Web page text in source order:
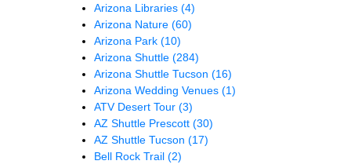
Arizona Libraries (4)
Arizona Nature (60)
Arizona Park (10)
Arizona Shuttle (284)
Arizona Shuttle Tucson (16)
Arizona Wedding Venues (1)
ATV Desert Tour (3)
AZ Shuttle Prescott (30)
AZ Shuttle Tucson (17)
Bell Rock Trail (2)